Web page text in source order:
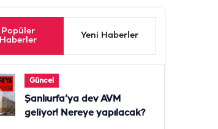
Popüler
Haberler
Yeni Haberler
Güncel
Şanlıurfa’ya dev AVM
geliyor! Nereye yapılacak?